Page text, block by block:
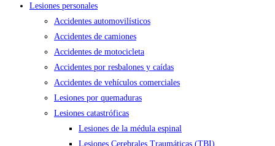
Lesiones personales
Accidentes automovilísticos
Accidentes de camiones
Accidentes de motocicleta
Accidentes por resbalones y caídas
Accidentes de vehículos comerciales
Lesiones por quemaduras
Lesiones catastróficas
Lesiones de la médula espinal
Lesiones Cerebrales Traumáticas (TBI)